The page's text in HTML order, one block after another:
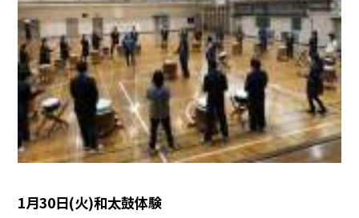
1月30日(火)和太鼓体験